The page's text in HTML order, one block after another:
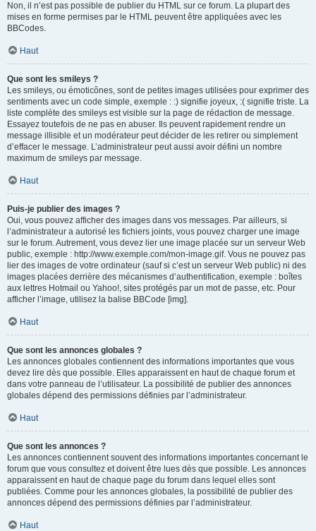
Non, il n’est pas possible de publier du HTML sur ce forum. La plupart des
mises en forme permises par le HTML peuvent être appliquées avec les
BBCodes.
Haut
Que sont les smileys ?
Les smileys, ou émoticônes, sont de petites images utilisées pour exprimer des
sentiments avec un code simple, exemple : :) signifie joyeux, :( signifie triste. La
liste complète des smileys est visible sur la page de rédaction de message.
Essayez toutefois de ne pas en abuser. Ils peuvent rapidement rendre un
message illisible et un modérateur peut décider de les retirer ou simplement
d’effacer le message. L’administrateur peut aussi avoir défini un nombre
maximum de smileys par message.
Haut
Puis-je publier des images ?
Oui, vous pouvez afficher des images dans vos messages. Par ailleurs, si
l’administrateur a autorisé les fichiers joints, vous pouvez charger une image
sur le forum. Autrement, vous devez lier une image placée sur un serveur Web
public, exemple : http://www.exemple.com/mon-image.gif. Vous ne pouvez pas
lier des images de votre ordinateur (sauf si c’est un serveur Web public) ni des
images placées derrière des mécanismes d’authentification, exemple : boîtes
aux lettres Hotmail ou Yahoo!, sites protégés par un mot de passe, etc. Pour
afficher l’image, utilisez la balise BBCode [img].
Haut
Que sont les annonces globales ?
Les annonces globales contiennent des informations importantes que vous
devez lire dès que possible. Elles apparaissent en haut de chaque forum et
dans votre panneau de l’utilisateur. La possibilité de publier des annonces
globales dépend des permissions définies par l’administrateur.
Haut
Que sont les annonces ?
Les annonces contiennent souvent des informations importantes concernant le
forum que vous consultez et doivent être lues dès que possible. Les annonces
apparaissent en haut de chaque page du forum dans lequel elles sont
publiées. Comme pour les annonces globales, la possibilité de publier des
annonces dépend des permissions définies par l’administrateur.
Haut